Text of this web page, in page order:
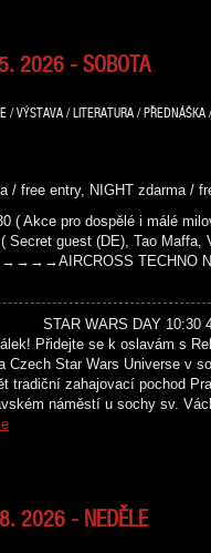
2026 - SOBOTA
/ VÝSTAVA / LITERATURA /
/ free entry, NIGHT zdarma /
( Akce pro dospělé i málé
guest (DE), Tao Maffa,
TECHNO
WARS DAY 10:30
Přidejte se k oslavám s
Czech Star Wars Universe v
tradiční zahajovací pochod
náměstí u sochy sv.
2026 - NEDĚLE